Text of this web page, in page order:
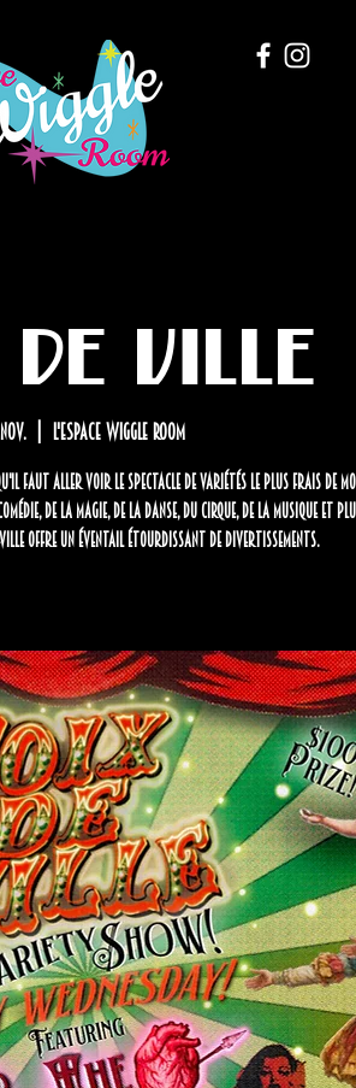
de Ville
  |
L'Espace Wiggle Room
faut aller voir le spectacle de variétés le plus frais de
de la magie, de la danse, du cirque, de la musique et
Ville offre un éventail étourdissant de divertissements.